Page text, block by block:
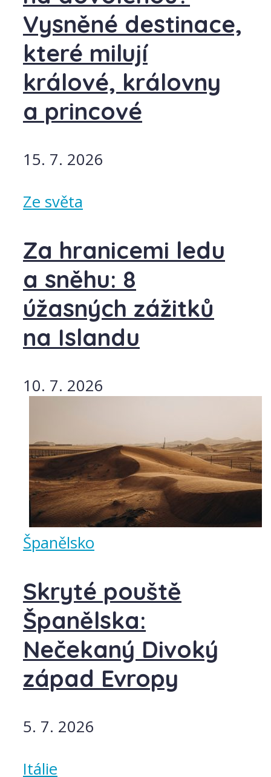
Vysněné destinace,
které milují
králové, královny
a princové
15. 7. 2026
Ze světa
Za hranicemi ledu
a sněhu: 8
úžasných zážitků
na Islandu
10. 7. 2026
Španělsko
Skryté pouště
Španělska:
Nečekaný Divoký
západ Evropy
5. 7. 2026
Itálie